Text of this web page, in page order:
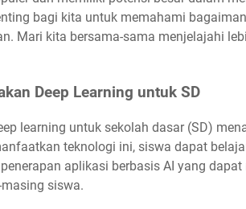
bagi kita untuk memahami
Mari kita bersama-sama menjelajahi
Deep Learning untuk SD
learning untuk sekolah dasar (SD)
teknologi ini, siswa dapat
aplikasi berbasis AI yang
siswa.